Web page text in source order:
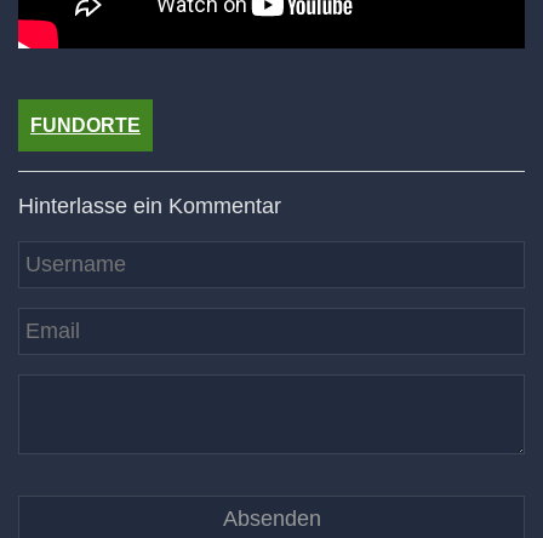
FUNDORTE
Hinterlasse ein Kommentar